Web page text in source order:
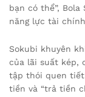
bạn có thể”,
năng lực tài
Sokubi khuyên
của lãi suất kép,
tập thói quen tiết
tiền và “trả tiền